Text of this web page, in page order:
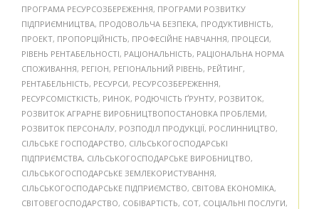
ПРОГРАМА РЕСУРСОЗБЕРЕЖЕННЯ, ПРОГРАМИ РОЗВИТКУ
ПІДПРИЄМНИЦТВА, ПРОДОВОЛЬЧА БЕЗПЕКА, ПРОДУКТИВНІСТЬ,
ПРОЕКТ, ПРОПОРЦІЙНІСТЬ, ПРОФЕСІЙНЕ НАВЧАННЯ, ПРОЦЕСИ,
РІВЕНЬ РЕНТАБЕЛЬНОСТІ, РАЦІОНАЛЬНІСТЬ, РАЦІОНАЛЬНА НОРМА
СПОЖИВАННЯ, РЕГІОН, РЕГІОНАЛЬНИЙ РІВЕНЬ, РЕЙТИНГ,
РЕНТАБЕЛЬНІСТЬ, РЕСУРСИ, РЕСУРСОЗБЕРЕЖЕННЯ,
РЕСУРСОМІСТКІСТЬ, РИНОК, РОДЮЧІСТЬ ҐРУНТУ, РОЗВИТОК,
РОЗВИТОК АГРАРНЕ ВИРОБНИЦТВОПОСТАНОВКА ПРОБЛЕМИ,
РОЗВИТОК ПЕРСОНАЛУ, РОЗПОДІЛ ПРОДУКЦІЇ, РОСЛИННИЦТВО,
СІЛЬСЬКЕ ГОСПОДАРСТВО, СІЛЬСЬКОГОСПОДАРСЬКІ
ПІДПРИЄМСТВА, СІЛЬСЬКОГОСПОДАРСЬКЕ ВИРОБНИЦТВО,
СІЛЬСЬКОГОСПОДАРСЬКЕ ЗЕМЛЕКОРИСТУВАННЯ,
СІЛЬСЬКОГОСПОДАРСЬКЕ ПІДПРИЄМСТВО, СВІТОВА ЕКОНОМІКА,
СВІТОВЕГОСПОДАРСТВО, СОБІВАРТІСТЬ, СОТ, СОЦІАЛЬНІ ПОСЛУГИ,